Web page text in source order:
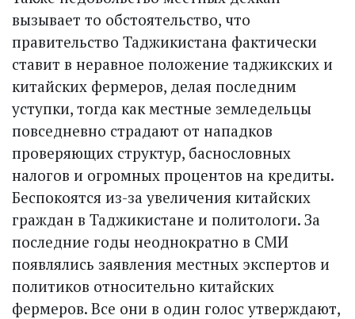
вызывает то обстоятельство, что
правительство Таджикистана фактически
ставит в неравное положение таджикских и
китайских фермеров, делая последним
уступки, тогда как местные земледельцы
повседневно страдают от нападков
проверяющих структур, баснословных
налогов и огромных процентов на кредиты.
Беспокоятся из-за увеличения китайских
граждан в Таджикистане и политологи. За
последние годы неоднократно в СМИ
появлялись заявления местных экспертов и
политиков относительно китайских
фермеров. Все они в один голос утверждают,